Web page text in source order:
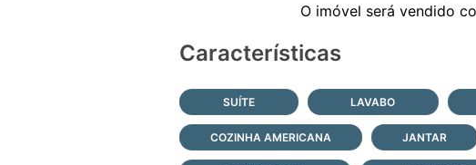
Características
SUÍTE LAVABO
COZINHA AMERICANA JANTAR